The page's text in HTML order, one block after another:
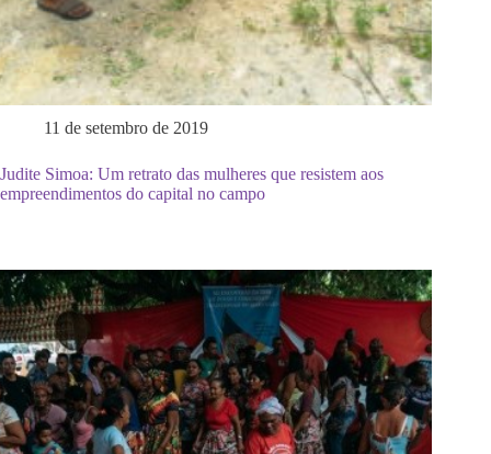
11 de setembro de 2019
Judite Simoa: Um retrato das mulheres que resistem aos
empreendimentos do capital no campo